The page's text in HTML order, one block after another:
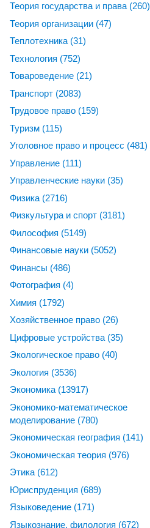
Теория государства и права (260)
Теория организации (47)
Теплотехника (31)
Технология (752)
Товароведение (21)
Транспорт (2083)
Трудовое право (159)
Туризм (115)
Уголовное право и процесс (481)
Управление (111)
Управленческие науки (35)
Физика (2716)
Физкультура и спорт (3181)
Философия (5149)
Финансовые науки (5052)
Финансы (486)
Фотография (4)
Химия (1792)
Хозяйственное право (26)
Цифровые устройства (35)
Экологическое право (40)
Экология (3536)
Экономика (13917)
Экономико-математическое
моделирование (780)
Экономическая география (141)
Экономическая теория (976)
Этика (612)
Юриспруденция (689)
Языковедение (171)
Языкознание, филология (672)